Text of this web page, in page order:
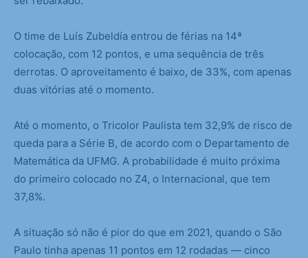
O time de Luís Zubeldía entrou de férias na 14ª
colocação, com 12 pontos, e uma sequência de três
derrotas. O aproveitamento é baixo, de 33%, com apenas
duas vitórias até o momento.
Até o momento, o Tricolor Paulista tem 32,9% de risco de
queda para a Série B, de acordo com o Departamento de
Matemática da UFMG. A probabilidade é muito próxima
do primeiro colocado no Z4, o Internacional, que tem
37,8%.
A situação só não é pior do que em 2021, quando o São
Paulo tinha apenas 11 pontos em 12 rodadas — cinco